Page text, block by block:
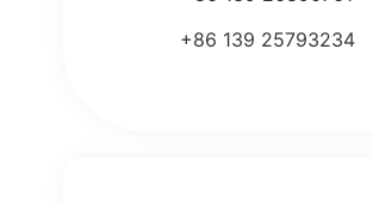
+86 139 25793234